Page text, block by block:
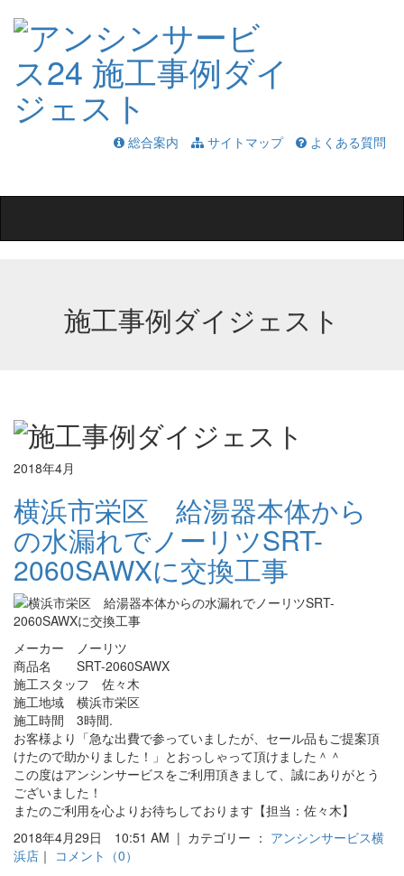
総合案内 サイトマップ
よくある質問
施工事例ダイジェスト
2018年4月
横浜市栄区 給湯器本体から
の水漏れでノーリツSRT-
2060SAWXに交換工事
メーカー ノーリツ
商品名 SRT-2060SAWX
施工スタッフ 佐々木
施工地域 横浜市栄区
施工時間 3時間.
お客様より「急な出費で参っていましたが、セール品もご提案頂
けたので助かりました！」とおっしゃって頂けました＾＾
この度はアンシンサービスをご利用頂きまして、誠にありがとう
ございました！
またのご利用を心よりお待ちしております【担当：佐々木】
2018年4月29日 10:51 AM | カテゴリー ： アンシンサービス横
浜店 ｜ コメント（0）